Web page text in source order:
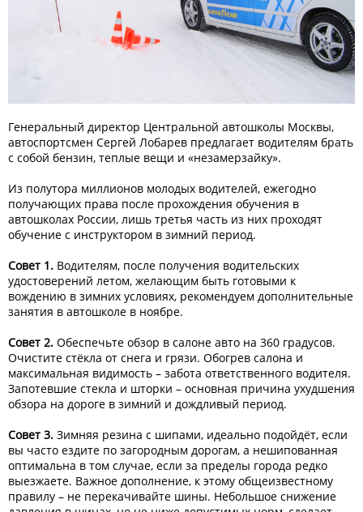
Генеральный директор Центральной автошколы Москвы,
автоспортсмен Сергей Лобарев предлагает водителям брать
с собой бензин, теплые вещи и «незамерзайку».
Из полутора миллионов молодых водителей, ежегодно
получающих права после прохождения обучения в
автошколах России, лишь третья часть из них проходят
обучение с инструктором в зимний период.
Совет 1. Водителям, после получения водительских
удостоверений летом, желающим быть готовыми к
вождению в зимних условиях, рекомендуем дополнительные
занятия в автошколе в ноябре.
Совет 2. Обеспечьте обзор в салоне авто на 360 градусов.
Очистите стёкла от снега и грязи. Обогрев салона и
максимальная видимость – забота ответственного водителя.
Запотевшие стекла и шторки – основная причина ухудшения
обзора на дороге в зимний и дождливый период.
Совет 3. Зимняя резина с шипами, идеально подойдёт, если
вы часто ездите по загородным дорогам, а нешипованная
оптимальна в том случае, если за пределы города редко
выезжаете. Важное дополнение, к этому общеизвестному
правилу – не перекачивайте шины. Небольшое снижение